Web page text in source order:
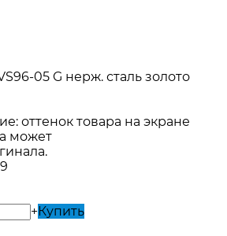
05 G нерж. сталь золото
оттенок товара на экране
может
+Купить